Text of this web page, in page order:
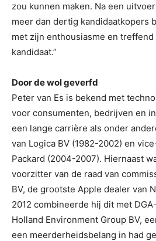
zou kunnen maken. Na een
meer dan dertig kandidaatkopers
met zijn enthousiasme en
kandidaat.”
Door de wol geverfd
Peter van Es is bekend met
voor consumenten, bedrijven en
een lange carrière als onder
van Logica BV (1982-2002) en
Packard (2004-2007). Hiernaast
voorzitter van de raad van
BV, de grootste Apple dealer van
2012 combineerde hij dit met
Holland Environment Group BV,
een meerderheidsbelang in had